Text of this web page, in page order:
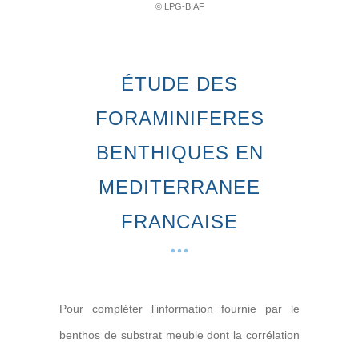
© LPG-BIAF
ÉTUDE DES
FORAMINIFERES
BENTHIQUES EN
MEDITERRANEE
FRANCAISE
Pour compléter l’information fournie par le
benthos de substrat meuble dont la corrélation